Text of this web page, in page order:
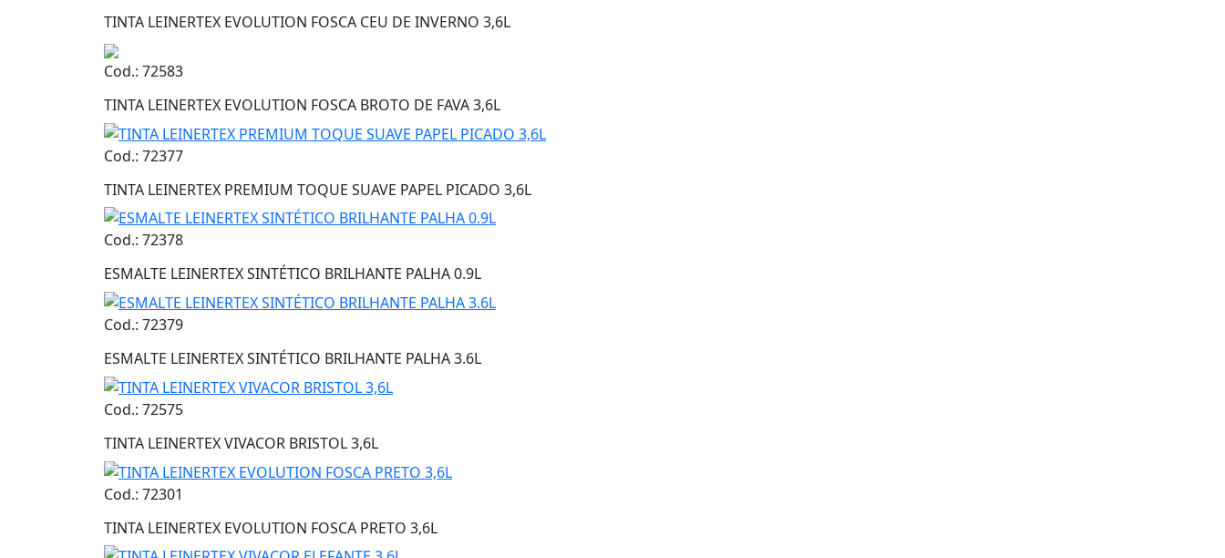
TINTA LEINERTEX EVOLUTION FOSCA CEU DE INVERNO 3,6L
Cod.: 72583
TINTA LEINERTEX EVOLUTION FOSCA BROTO DE FAVA 3,6L
Cod.: 72377
TINTA LEINERTEX PREMIUM TOQUE SUAVE PAPEL PICADO 3,6L
Cod.: 72378
ESMALTE LEINERTEX SINTÉTICO BRILHANTE PALHA 0.9L
Cod.: 72379
ESMALTE LEINERTEX SINTÉTICO BRILHANTE PALHA 3.6L
Cod.: 72575
TINTA LEINERTEX VIVACOR BRISTOL 3,6L
Cod.: 72301
TINTA LEINERTEX EVOLUTION FOSCA PRETO 3,6L